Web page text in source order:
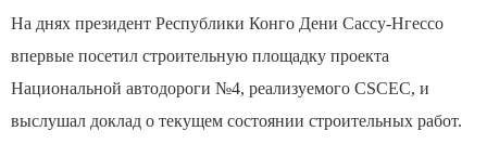
На днях президент Республики Конго Дени Сассу-Нгессо
впервые посетил строительную площадку проекта
Национальной автодороги №4, реализуемого CSCEC, и
выслушал доклад о текущем состоянии строительных работ.